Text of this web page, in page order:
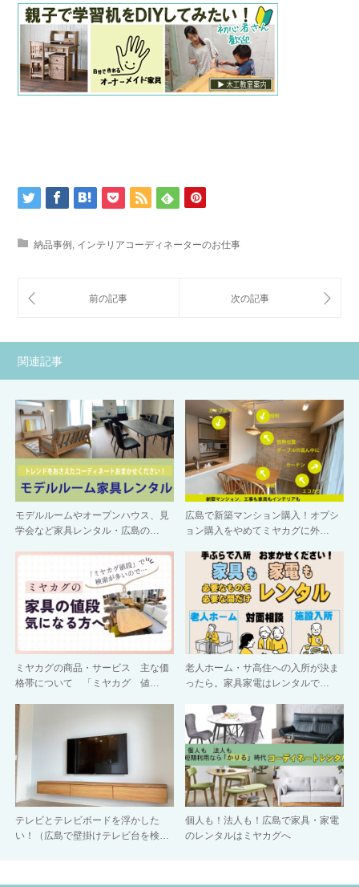
納品事例 , インテリアコーディネーターのお仕事
関連記事
モデルルームやオープンハウス、見
学会など家具レンタル・広島の…
広島で新築マンション購入！オプシ
ョン購入をやめてミヤカグに外…
ミヤカグの商品・サービス 主な価
格帯について 「ミヤカグ 値…
老人ホーム・サ高住への入所が決ま
ったら。家具家電はレンタルで…
テレビとテレビボードを浮かした
い！（広島で壁掛けテレビ台を検…
個人も！法人も！広島で家具・家電
のレンタルはミヤカグへ